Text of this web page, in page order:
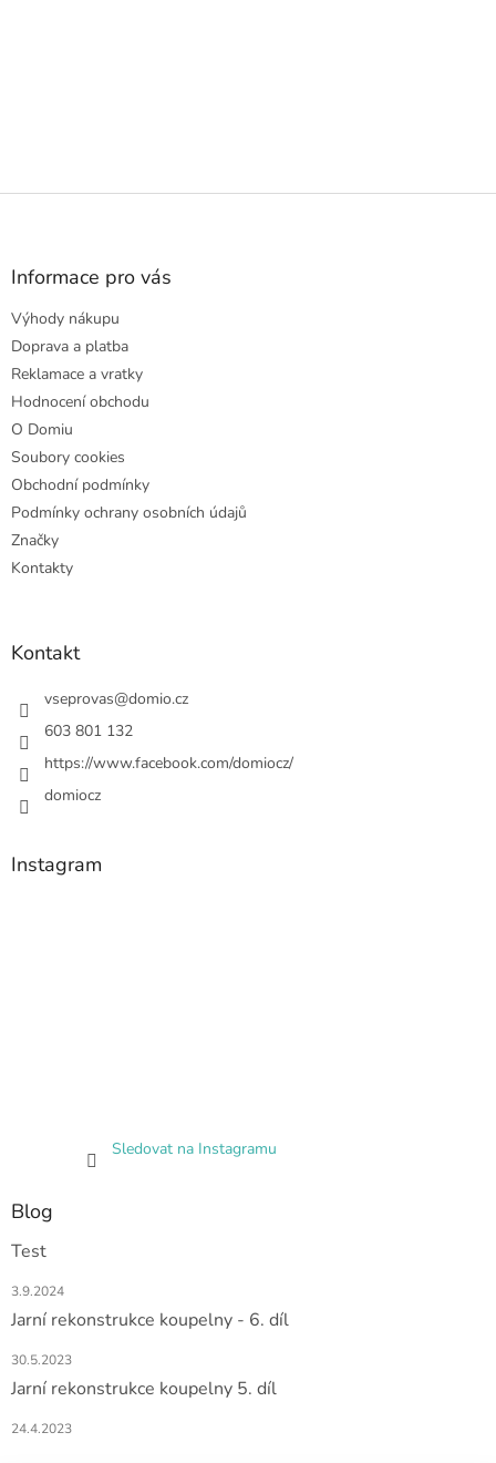
Z
Informace pro vás
Výhody nákupu
Doprava a platba
Reklamace a vratky
Hodnocení obchodu
O Domiu
Soubory cookies
Obchodní podmínky
Podmínky ochrany osobních údajů
Značky
Kontakty
Kontakt
vseprovas@domio.cz
603 801 132
https://www.facebook.com/domiocz/
domiocz
Instagram
Sledovat na Instagramu
Blog
Test
3.9.2024
Jarní rekonstrukce koupelny - 6. díl
30.5.2023
Jarní rekonstrukce koupelny 5. díl
24.4.2023